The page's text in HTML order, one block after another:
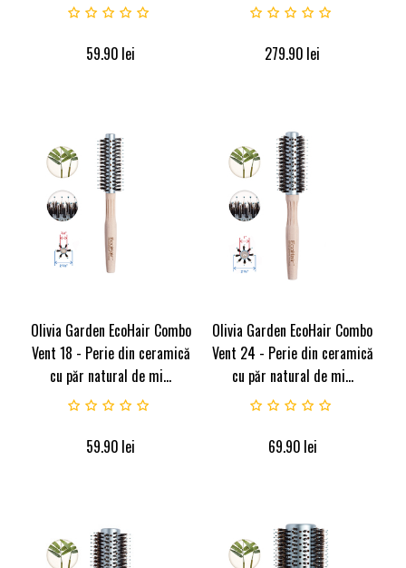
59.90 lei 279.90 lei
Olivia Garden EcoHair Combo
Vent 18 - Perie din ceramică
cu păr natural de mi...
59.90 lei
Olivia Garden EcoHair Combo
Vent 24 - Perie din ceramică
cu păr natural de mi...
69.90 lei